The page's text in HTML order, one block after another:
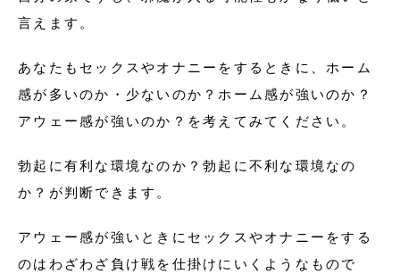
言えます。
あなたもセックスやオナニーをするときに、ホーム
感が多いのか・少ないのか？ホーム感が強いのか？
アウェー感が強いのか？を考えてみてください。
勃起に有利な環境なのか？勃起に不利な環境なの
か？が判断できます。
アウェー感が強いときにセックスやオナニーをする
のはわざわざ負け戦を仕掛けにいくようなもので